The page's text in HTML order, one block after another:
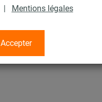
| Mentions légales
Accepter